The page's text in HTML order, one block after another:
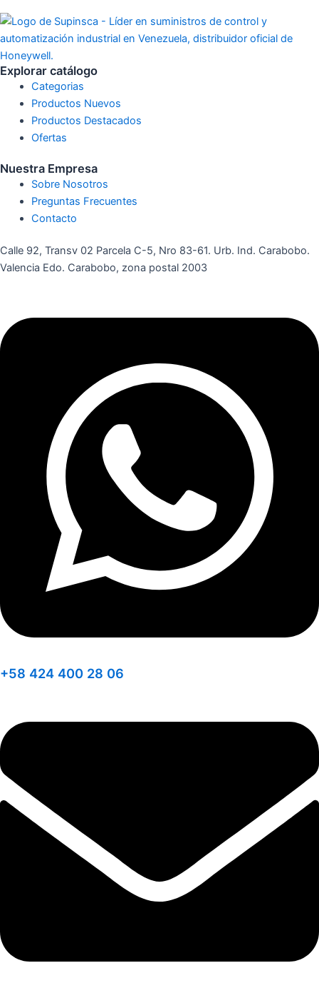
Explorar catálogo
Categorias
Productos Nuevos
Productos Destacados
Ofertas
Nuestra Empresa
Sobre Nosotros
Preguntas Frecuentes
Contacto
Calle 92, Transv 02 Parcela C-5, Nro 83-61. Urb. Ind. Carabobo.
Valencia Edo. Carabobo, zona postal 2003
+58 424 400 28 06